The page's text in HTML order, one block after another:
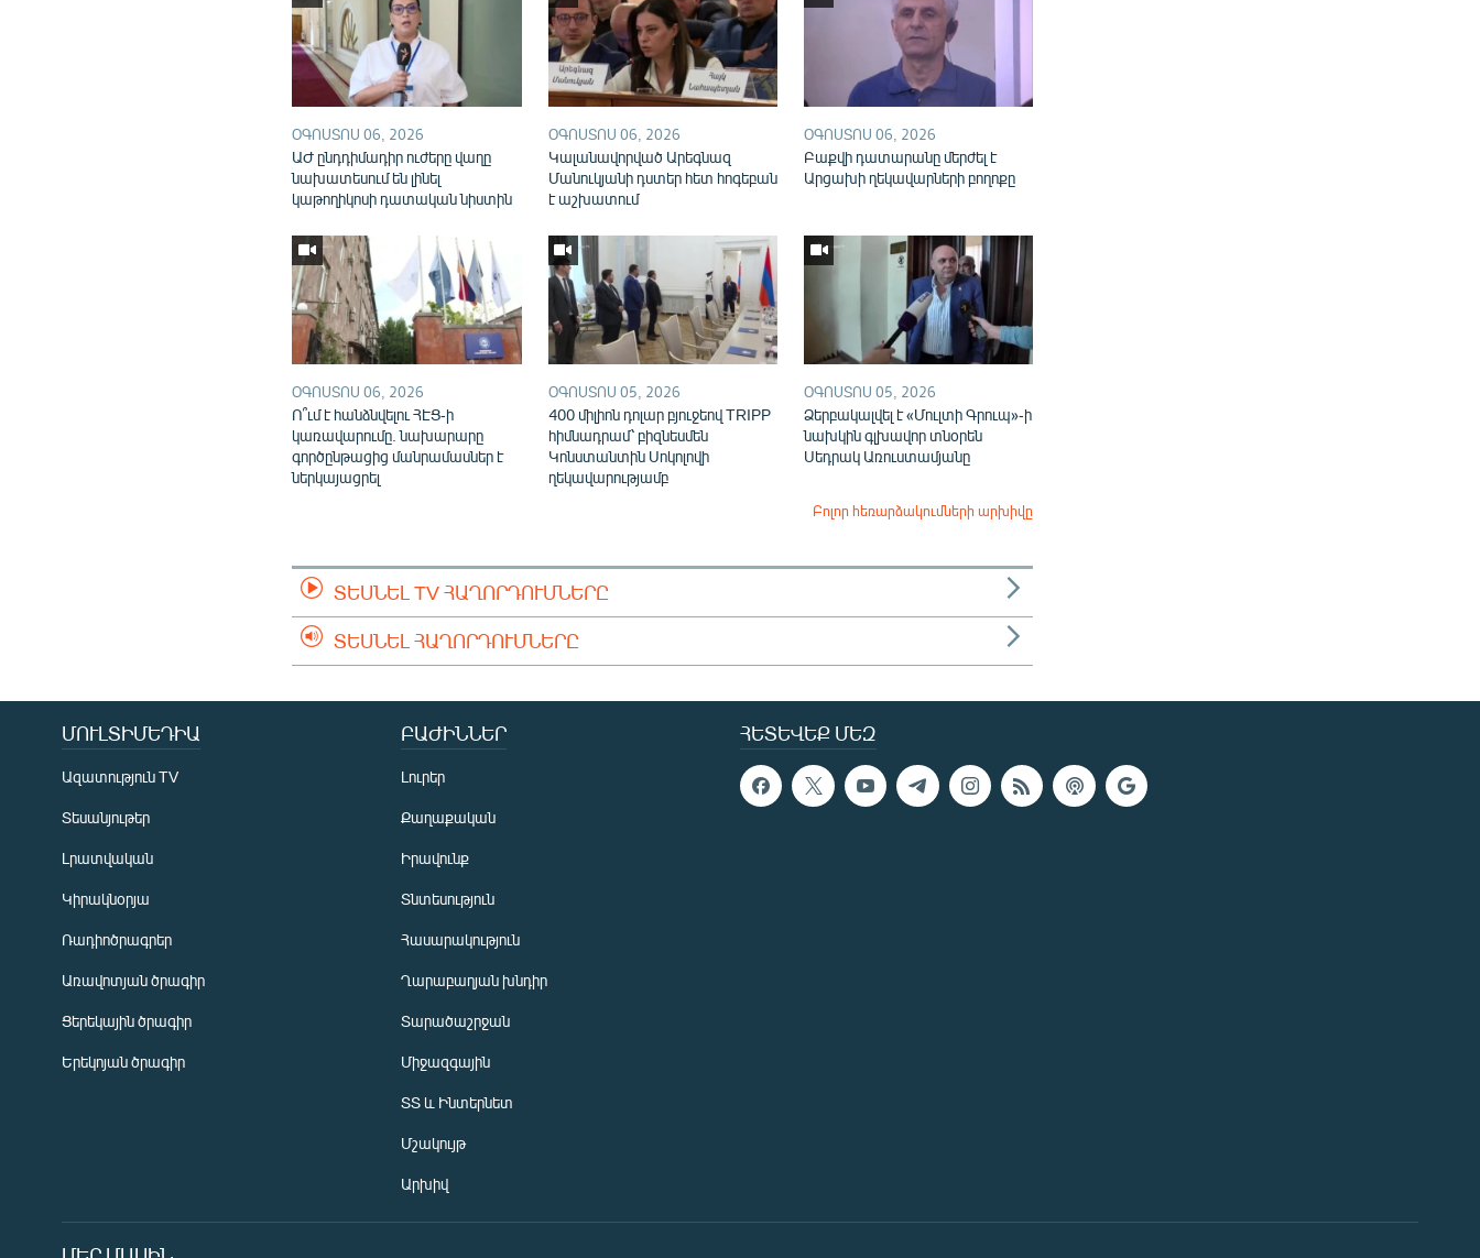
270p 360p
ՕԳՈՍՏՈՍ 06, 2026
ԱԺ ընդդիմադիր ուժերը վաղը
նախատեսում են լինել
կաթողիկոսի դատական նիստին
ՕԳՈՍՏՈՍ 06, 2026
Կալանավորված Արեգնազ
Մանուկյանի դստեր հետ հոգեբան
է աշխատում
ՕԳՈՍՏՈՍ 06, 2026
Բաքվի դատարանը մերժել է
Արցախի ղեկավարների բողոքը
ՕԳՈՍՏՈՍ 06, 2026
Ո՞ւմ է հանձնվելու ՀԷՑ-ի
կառավարումը. նախարարը
գործընթացից մանրամասներ է
ներկայացրել
ՕԳՈՍՏՈՍ 05, 2026
400 միլիոն դոլար բյուջեով TRIPP
հիմնադրամ՝ բիզնեսմեն
Կոնստանտին Սոկոլովի
ղեկավարությամբ
ՕԳՈՍՏՈՍ 05, 2026
Ձերբակալվել է «Մուլտի Գրուպ»-ի
նախկին գլխավոր տնօրեն
Սեդրակ Առուստամյանը
Բոլոր հեռարձակումների արխիվը
ՏԵՍՆԵԼ TV ՀԱՂՈՐԴՈՒՄՆԵՐԸ
ՏԵՍՆԵԼ ՀԱՂՈՐԴՈՒՄՆԵՐԸ
ՀԵՏԵՎԵՔ ՄԵԶ
ՄՈՒԼՏԻՄԵԴԻԱ
Ազատություն TV
Տեսանյութեր
Լրատվական
Կիրակնօրյա
Ռադիոծրագրեր
Առավոտյան ծրագիր
Ցերեկային ծրագիր
Երեկոյան ծրագիր
ԲԱԺԻՆՆԵՐ
Լուրեր
Քաղաքական
Իրավունք
Տնտեսություն
Հասարակություն
Ղարաբաղյան խնդիր
Տարածաշրջան
Միջազգային
ՏՏ և Ինտերնետ
Մշակույթ
Արխիվ